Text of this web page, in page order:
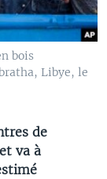
bois
Libye, le
de
va à